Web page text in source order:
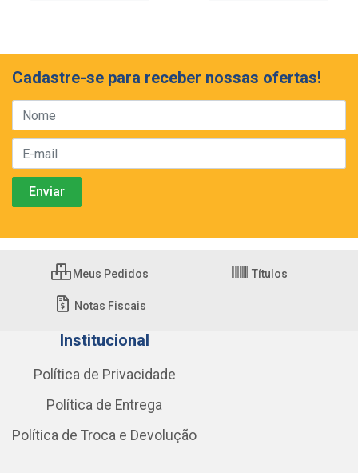
Cadastre-se para receber nossas ofertas!
Meus Pedidos Títulos
Notas Fiscais
Institucional
Política de Privacidade
Política de Entrega
Política de Troca e Devolução